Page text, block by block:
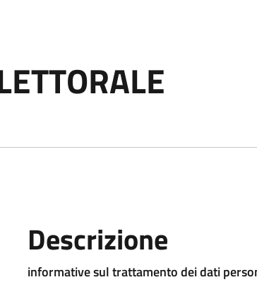
Descrizione
informative sul trattamento dei dati